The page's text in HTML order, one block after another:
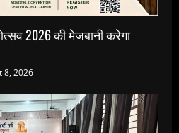
2026 की मेजबानी करेगा
8, 2026